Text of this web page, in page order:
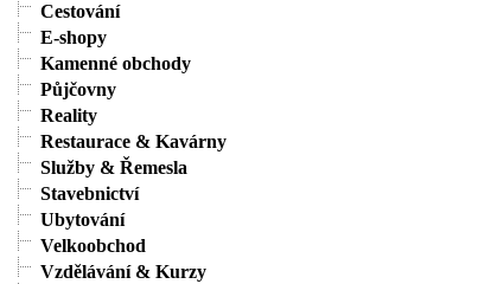
Cestování
E-shopy
Kamenné obchody
Půjčovny
Reality
Restaurace & Kavárny
Služby & Řemesla
Stavebnictví
Ubytování
Velkoobchod
Vzdělávání & Kurzy